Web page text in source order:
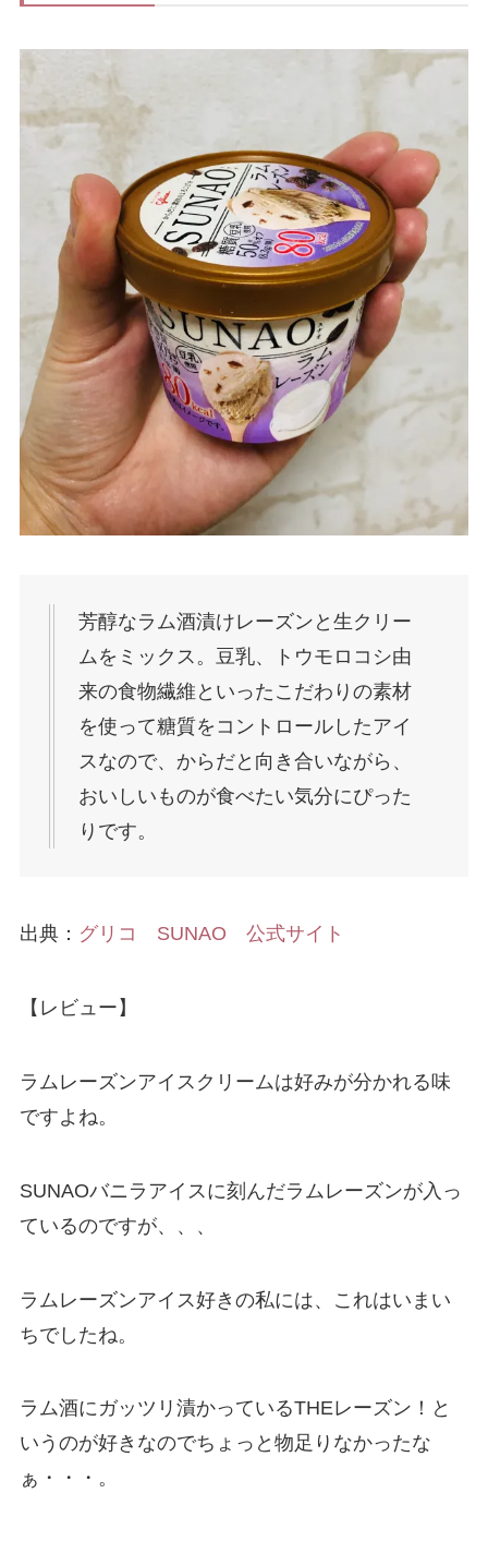
芳醇なラム酒漬けレーズンと生クリー
ムをミックス。豆乳、トウモロコシ由
来の食物繊維といったこだわりの素材
を使って糖質をコントロールしたアイ
スなので、からだと向き合いながら、
おいしいものが食べたい気分にぴった
りです。
出典： グリコ SUNAO 公式サイト
【レビュー】
ラムレーズンアイスクリームは好みが分かれる味
ですよね。
SUNAOバニラアイスに刻んだラムレーズンが入っ
ているのですが、、、
ラムレーズンアイス好きの私には、これはいまい
ちでしたね。
ラム酒にガッツリ漬かっているTHEレーズン！と
いうのが好きなのでちょっと物足りなかったな
ぁ・・・。